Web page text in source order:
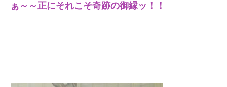
ぁ～～正にそれこそ奇跡の御縁ッ！！